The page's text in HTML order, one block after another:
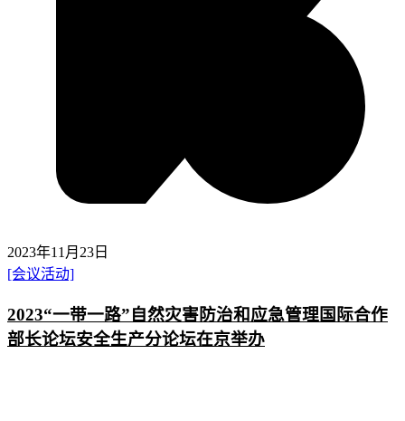
2023年11月23日
[会议活动]
2023“一带一路”自然灾害防治和应急管理国际合作
部长论坛安全生产分论坛在京举办